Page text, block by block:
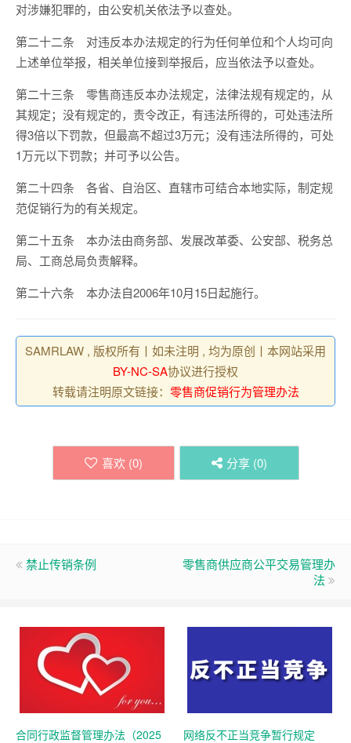
对涉嫌犯罪的，由公安机关依法予以查处。
第二十二条 对违反本办法规定的行为任何单位和个人均可向
上述单位举报，相关单位接到举报后，应当依法予以查处。
第二十三条 零售商违反本办法规定，法律法规有规定的，从
其规定；没有规定的，责令改正，有违法所得的，可处违法所
得3倍以下罚款，但最高不超过3万元；没有违法所得的，可处
1万元以下罚款；并可予以公告。
第二十四条 各省、自治区、直辖市可结合本地实际，制定规
范促销行为的有关规定。
第二十五条 本办法由商务部、发展改革委、公安部、税务总
局、工商总局负责解释。
第二十六条 本办法自2006年10月15日起施行。
SAMRLAW , 版权所有丨如未注明 , 均为原创丨本网站采用
BY-NC-SA协议进行授权
转载请注明原文链接： 零售商促销行为管理办法
喜欢 (0) 分享 (0)
禁止传销条例
零售商供应商公平交易管理办
法
合同行政监督管理办法（2025
网络反不正当竞争暂行规定